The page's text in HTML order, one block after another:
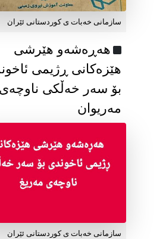
سازمانی خەبات ی كوردستانی ئێران
هەڕەشەو هێرشی
هێزەکانی ڕژیمی
بۆ سەر خەڵکی
مەریوان
سازمانی خەبات ی کوردستانی ئێران